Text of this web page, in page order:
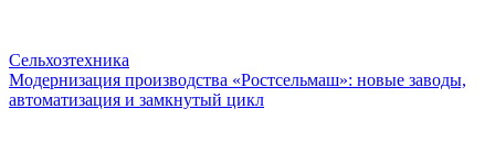
Сельхозтехника
Модернизация производства «Ростсельмаш»: новые заводы,
автоматизация и замкнутый цикл